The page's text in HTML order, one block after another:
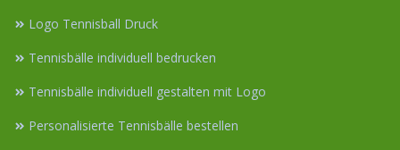
Logo Tennisball Druck
Tennisbälle individuell bedrucken
Tennisbälle individuell gestalten mit Logo
Personalisierte Tennisbälle bestellen